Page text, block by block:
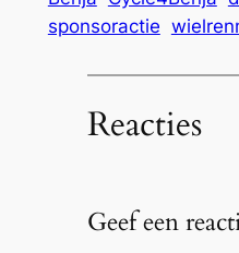
sponsoractie
Reacties
Geef een